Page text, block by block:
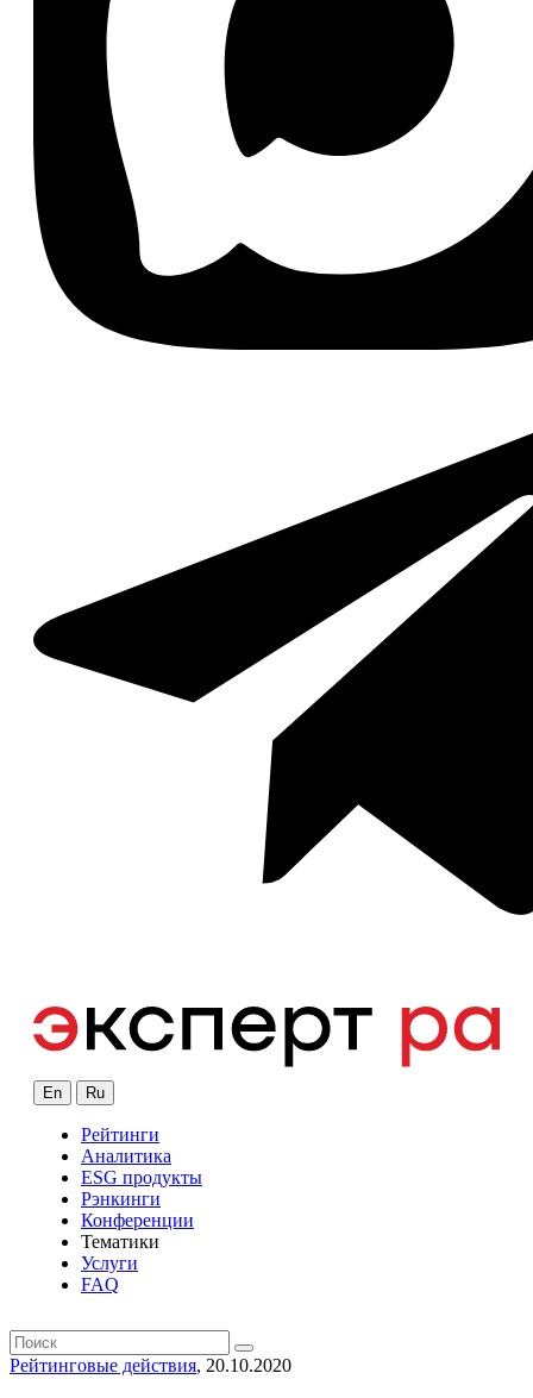
En Ru
Рейтинги
Аналитика
ESG продукты
Рэнкинги
Конференции
Тематики
Услуги
FAQ
Рейтинговые действия, 20.10.2020